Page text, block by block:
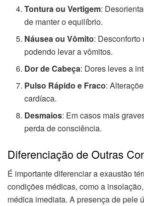
Tontura ou Vertigem:
de manter o equilíbrio.
Náusea ou Vômito: Desconforto
podendo levar a vômitos.
Dor de Cabeça: Dores leves a
Pulso Rápido e Fraco:
cardíaca.
Desmaios: Em casos mais
perda de consciência.
Diferenciação de Outras
É importante diferenciar a exaustão
condições médicas, como a
médica imediata. A presença de pele